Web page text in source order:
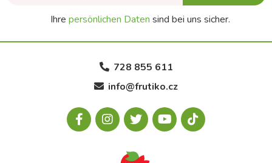
Ihre persönlichen Daten sind bei uns sicher.
728 855 611
info@frutiko.cz